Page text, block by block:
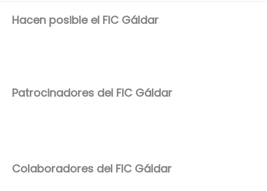
Hacen posible el FIC Gáldar
Patrocinadores del FIC Gáldar
Colaboradores del FIC Gáldar